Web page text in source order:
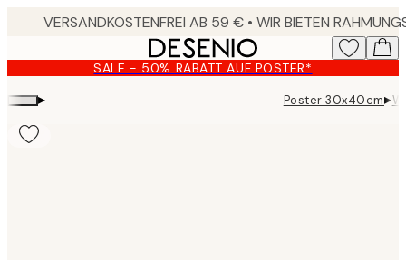
content.
SALE - 50% RABATT AUF POSTER*
▸ Poster 30x40cm▸